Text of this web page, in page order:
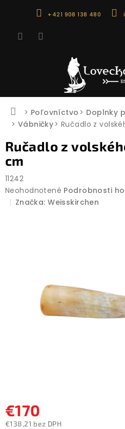
+421 908 138 480
Domov
Poľovníctvo
Doplnky
Vábničky
Ručadlo z
Ručadlo z
cm
11242
Priemerné
hodnotenie
Neohodnotené Podrobnosti
Značka:Weisskirchen
€170
€138,21 bez DPH